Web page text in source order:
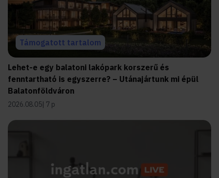
Támogatott tartalom
Lehet-e egy balatoni lakópark korszerű és
fenntartható is egyszerre? – Utánajártunk mi épül
Balatonföldváron
2026.08.05 7 p